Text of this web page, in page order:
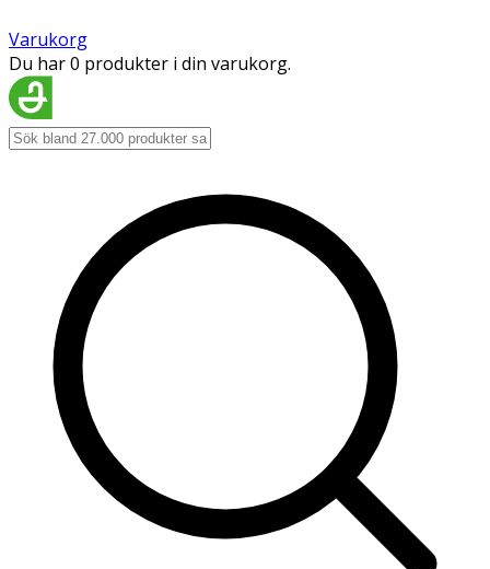
Varukorg
Du har 0 produkter i din varukorg.